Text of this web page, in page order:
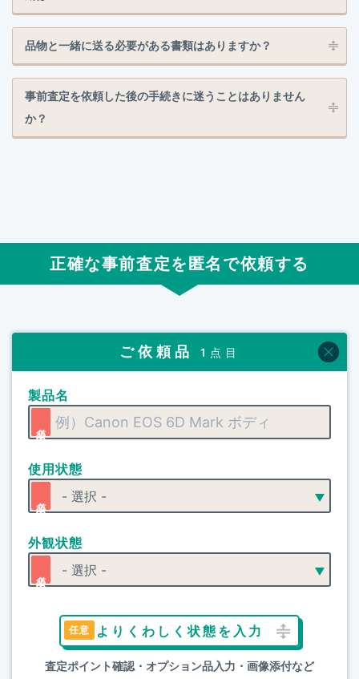
品物と一緒に送る必要がある書類はありますか？
事前査定を依頼した後の手続きに迷うことはありません
か？
正確な事前査定を匿名で依頼する
ご依頼品 1点目
製品名
使用状態
外観状態
よりくわしく状態を入力
査定ポイント確認・オプション品入力・画像添付など